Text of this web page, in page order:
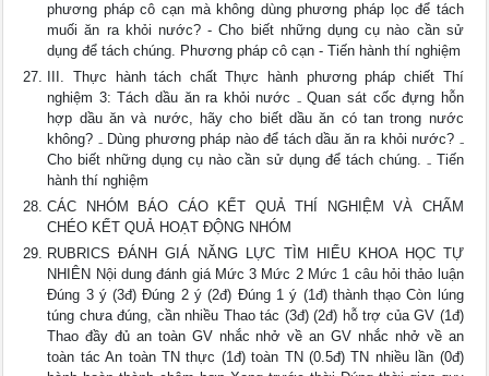
phương pháp cô cạn mà không dùng phương pháp lọc để tách
muối ăn ra khỏi nước? - Cho biết những dụng cụ nào cần sử
dụng để tách chúng. Phương pháp cô cạn - Tiến hành thí nghiệm
III. Thực hành tách chất Thực hành phương pháp chiết Thí
nghiệm 3: Tách dầu ăn ra khỏi nước ₋ Quan sát cốc đựng hỗn
hợp dầu ăn và nước, hãy cho biết dầu ăn có tan trong nước
không? ₋ Dùng phương pháp nào để tách dầu ăn ra khỏi nước? ₋
Cho biết những dụng cụ nào cần sử dụng để tách chúng. ₋ Tiến
hành thí nghiệm
CÁC NHÓM BÁO CÁO KẾT QUẢ THÍ NGHIỆM VÀ CHẤM
CHÉO KẾT QUẢ HOẠT ĐỘNG NHÓM
RUBRICS ĐÁNH GIÁ NĂNG LỰC TÌM HIỂU KHOA HỌC TỰ
NHIÊN Nội dung đánh giá Mức 3 Mức 2 Mức 1 câu hỏi thảo luận
Đúng 3 ý (3đ) Đúng 2 ý (2đ) Đúng 1 ý (1đ) thành thạo Còn lúng
túng chưa đúng, cần nhiều Thao tác (3đ) (2đ) hỗ trợ của GV (1đ)
Thao đầy đủ an toàn GV nhắc nhở về an GV nhắc nhở về an
toàn tác An toàn TN thực (1đ) toàn TN (0.5đ) TN nhiều lần (0đ)